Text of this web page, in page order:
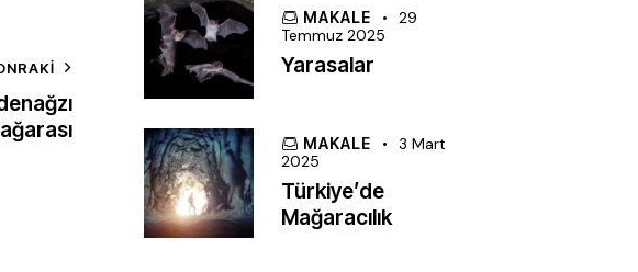
MAKALE
29
Temmuz 2025
Yarasalar
MAKALE
3 Mart
2025
Türkiye’de
Mağaracılık